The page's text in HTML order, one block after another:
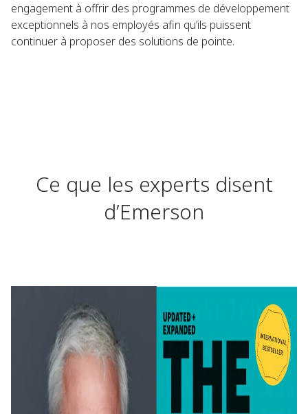
engagement à offrir des programmes de développement
exceptionnels à nos employés afin qu’ils puissent
continuer à proposer des solutions de pointe.
Ce que les experts disent
d’Emerson